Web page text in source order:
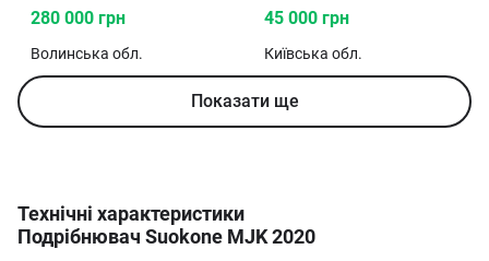
280 000 грн
Волинська обл.
45 000 грн
Київська обл.
Показати ще
Технічні характеристики
Подрібнювач Suokone MJK 2020